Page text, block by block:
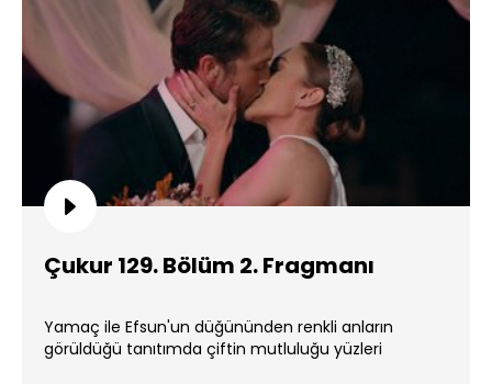
Çukur 129. Bölüm 2. Fragmanı
Yamaç ile Efsun'un düğününden renkli anların
görüldüğü tanıtımda çiftin mutluluğu yüzleri